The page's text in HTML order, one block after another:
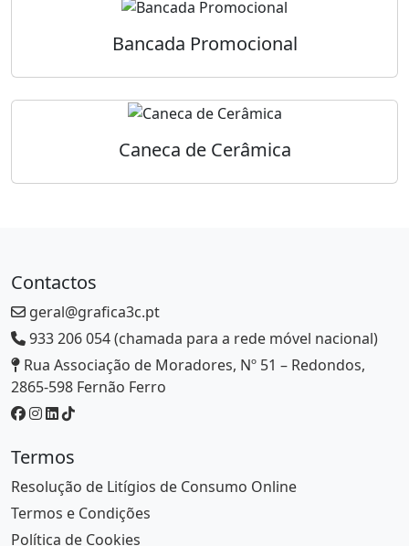
Bancada Promocional
Caneca de Cerâmica
Contactos
geral@grafica3c.pt
933 206 054 (chamada para a rede móvel nacional)
Rua Associação de Moradores, Nº 51 – Redondos,
2865-598 Fernão Ferro
Termos
Resolução de Litígios de Consumo Online
Termos e Condições
Política de Cookies